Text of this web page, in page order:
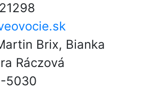
Brix, Bianka
Ráczová
5030